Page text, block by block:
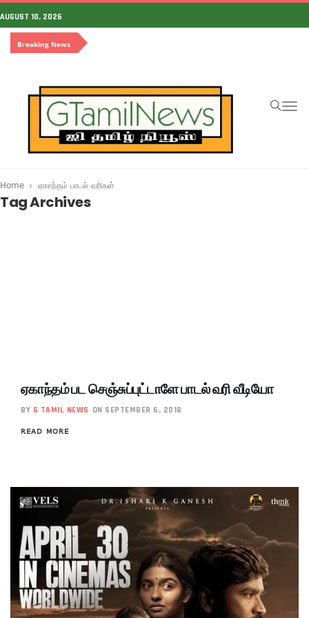
AUGUST 10, 2026
Breaking News
Home ஏகாந்தம் பாடல் வரிகள்
Tag Archives
ஏகாந்தம் பட செஞ்சுப்புட்டாளே பாடல் வரி வீடியோ
BY G TAMIL NEWS ON SEPTEMBER 6, 2018
READ MORE